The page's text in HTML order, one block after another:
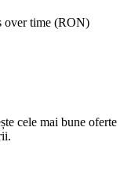
over time (RON)
cele mai bune oferte